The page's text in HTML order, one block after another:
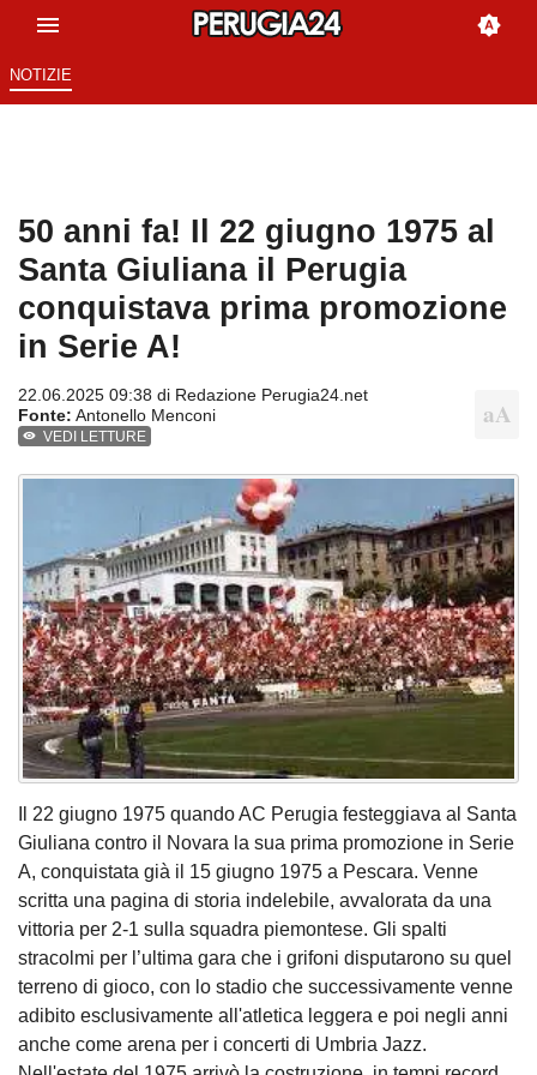
NOTIZIE
50 anni fa! Il 22 giugno 1975 al
Santa Giuliana il Perugia
conquistava prima promozione
in Serie A!
22.06.2025 09:38 di Redazione Perugia24.net
Fonte: Antonello Menconi
VEDI LETTURE
Il 22 giugno 1975 quando AC Perugia festeggiava al Santa
Giuliana contro il Novara la sua prima promozione in Serie
A, conquistata già il 15 giugno 1975 a Pescara. Venne
scritta una pagina di storia indelebile, avvalorata da una
vittoria per 2-1 sulla squadra piemontese. Gli spalti
stracolmi per l’ultima gara che i grifoni disputarono su quel
terreno di gioco, con lo stadio che successivamente venne
adibito esclusivamente all'atletica leggera e poi negli anni
anche come arena per i concerti di Umbria Jazz.